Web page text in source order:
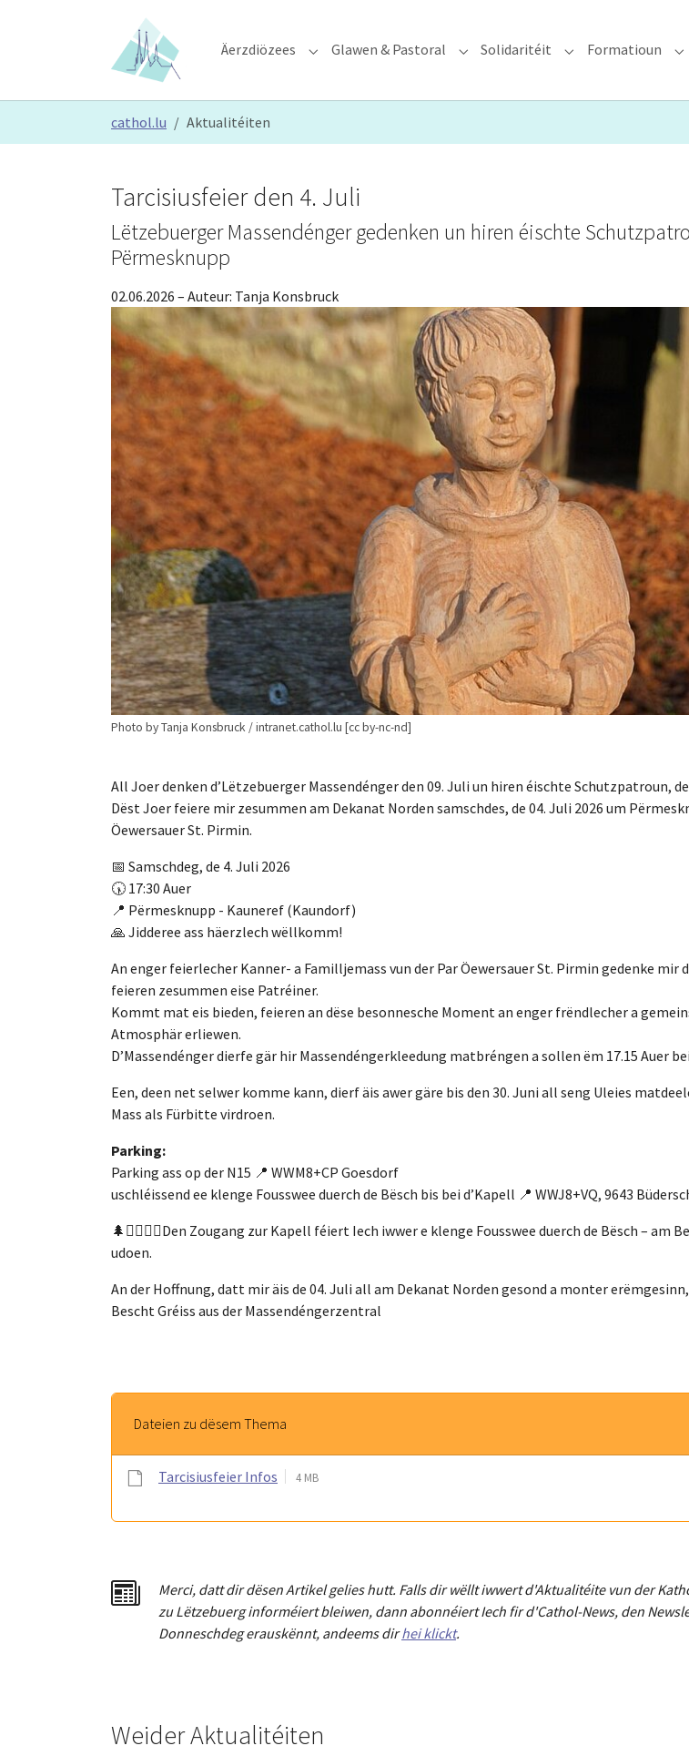
Äerzdiözees Submenu for "Äerzdiözees"
Glawen & Pastoral Submenu for "Glawen & Pastoral"
Solidaritéit Submenu for
Formatioun
cathol.lu Aktualitéiten
Photo by Tanja Konsbruck / intranet.cathol.lu [cc by-nc-nd]
Tarcisiusfeier den 4. Juli
Lëtzebuerger Massendénger gedenken un hiren éischte
Përmesknupp
02.06.2026 – Auteur: Tanja Konsbruck
All Joer denken d’Lëtzebuerger Massendénger den 09. Juli un hiren éischte Schutzpatroun,
Dëst Joer feiere mir zesummen am Dekanat Norden samschdes, de 04. Juli 2026 um
Öewersauer St. Pirmin.
📅 Samschdeg, de 4. Juli 2026
🕠 17:30 Auer
📍 Përmesknupp - Kauneref (Kaundorf)
🙏 Jidderee ass häerzlech wëllkomm!
An enger feierlecher Kanner- a Familljemass vun der Par Öewersauer St. Pirmin gedenke mir
feieren zesummen eise Patréiner.
Kommt mat eis bieden, feieren an dëse besonnesche Moment an enger frëndlecher a
Atmosphär erliewen.
D’Massendénger dierfe gär hir Massendéngerkleedung matbréngen a sollen ëm 17.15 Auer
Een, deen net selwer komme kann, dierf äis awer gäre bis den 30. Juni all seng Uleies
Mass als Fürbitte virdroen.
Parking:
Parking ass op der N15 📍 WWM8+CP Goesdorf
uschléissend ee klenge Fousswee duerch de Bësch bis bei d’Kapell 📍 WWJ8+VQ, 9643
🌲🚶‍♀️🚶‍♂️Den Zougang zur Kapell féiert Iech iwwer e klenge Fousswee duerch de Bësch – am
udoen.
An der Hoffnung, datt mir äis de 04. Juli all am Dekanat Norden gesond a monter erëmgesinn,
Bescht Gréiss aus der Massendéngerzentral
Dateien zu dësem Thema
Tarcisiusfeier Infos 4 MB
Merci, dattdir dësen Artikel gelies hutt. Falls dir wëllt iwwert d'Aktualitéite vun der
zu Lëtzebuerg informéiert bleiwen, dann abonnéiert Iech fir d'Cathol-News, den
Donneschdeg erauskënnt, andeems dirhei klickt.
Weider Aktualitéiten